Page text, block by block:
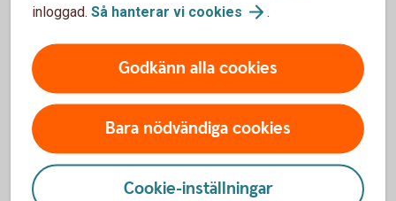
Sparbanken Sjuhärads ägarstiftelse stöttar Företagarna i
uppskattade och återkommande biokvällen.
5. Sommarfredagar i Kinna - en festdag
för hela familjen
Sommarfredag i Kinna är ett numera säkert sommartecken
för alla Markbor. Den 11 juli är det dags för Barnens
inloggad. Så hanterar vi cookies .
Godkänn alla cookies
Bara nödvändiga cookies
Cookie-inställningar